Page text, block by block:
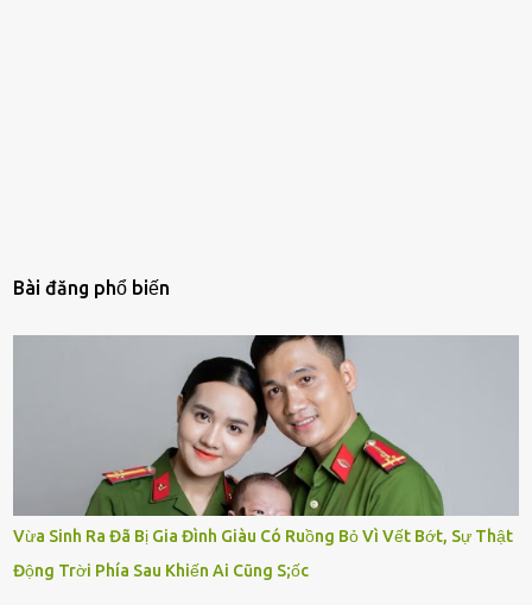
Bài đăng phổ biến
Vừa Sinh Ra Đã Bị Gia Đình Giàu Có Ruồng Bỏ Vì Vết Bớt, Sự Thật
Động Trời Phía Sau Khiến Ai Cũng S;ốc